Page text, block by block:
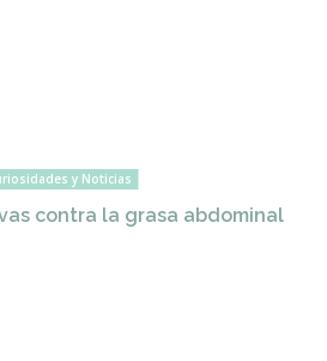
y Noticias
contra la grasa abdominal